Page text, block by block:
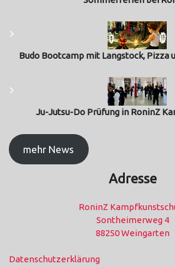
Budo Bootcamp mit Langstock, Pizza
Ju-Jutsu-Do Prüfung in RoninZ
mehr News
Adresse
RoninZ
Sontheimerweg 4
88250 Weingarten
Datenschutzerklärung